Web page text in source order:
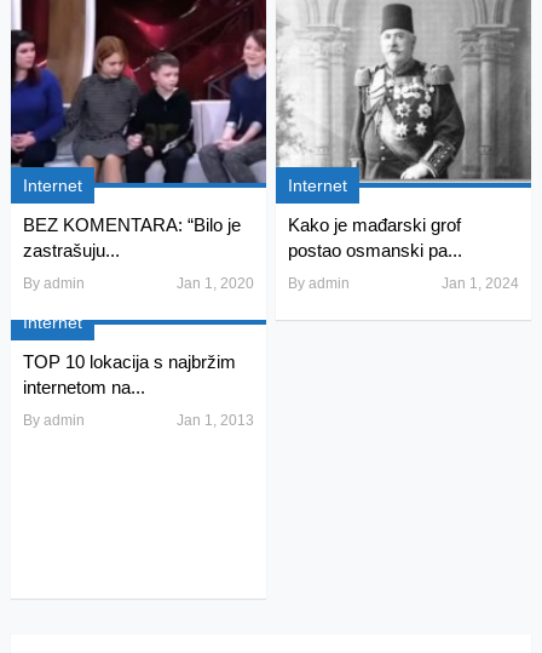
Internet
BEZ KOMENTARA: “Bilo je
zastrašuju...
By admin Jan 1, 2020
Internet
Kako je mađarski grof
postao osmanski pa...
Byadmin Jan 1, 2024
Internet
TOP 10 lokacija s najbržim
internetom na...
By admin Jan 1, 2013